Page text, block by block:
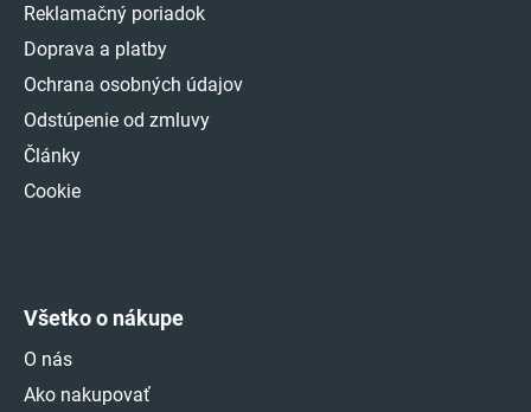
Reklamačný poriadok
Doprava a platby
Ochrana osobných údajov
Odstúpenie od zmluvy
Články
Cookie
Všetko o nákupe
O nás
Ako nakupovať